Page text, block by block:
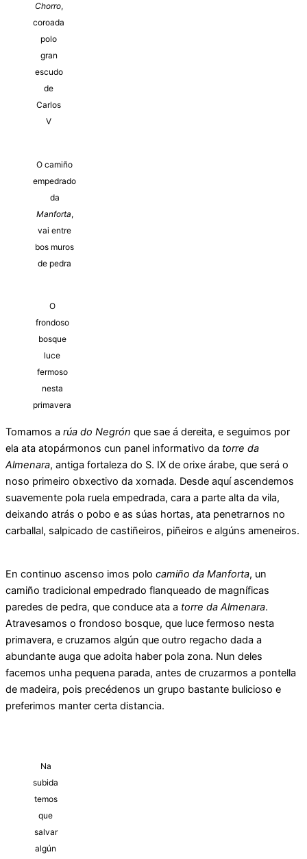
Chorro,
coroada
polo
gran
escudo
de
Carlos
V
O camiño
empedrado
da
Manforta,
vai entre
bos muros
de pedra
O
frondoso
bosque
luce
fermoso
nesta
primavera
Tomamos a rúa do Negrón que sae á dereita, e seguimos por
ela ata atopármonos cun panel informativo da torre da
Almenara, antiga fortaleza do S. IX de orixe árabe, que será o
noso primeiro obxectivo da xornada. Desde aquí ascendemos
suavemente pola ruela empedrada, cara a parte alta da vila,
deixando atrás o pobo e as súas hortas, ata penetrarnos no
carballal, salpicado de castiñeiros, piñeiros e algúns ameneiros.
En continuo ascenso imos polo camiño da Manforta, un
camiño tradicional empedrado flanqueado de magníficas
paredes de pedra, que conduce ata a torre da Almenara.
Atravesamos o frondoso bosque, que luce fermoso nesta
primavera, e cruzamos algún que outro regacho dada a
abundante auga que adoita haber pola zona. Nun deles
facemos unha pequena parada, antes de cruzarmos a pontella
de madeira, pois precédenos un grupo bastante bulicioso e
preferimos manter certa distancia.
Na
subida
temos
que
salvar
algún